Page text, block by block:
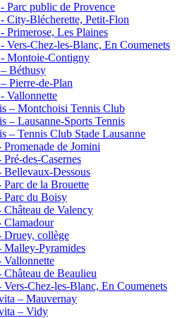
Parc public de Provence
City-Blécherette, Petit-Flon
Primerose, Les Plaines
Vers-Chez-les-Blanc, En Coumenets
Montoie-Contigny
Béthusy
Pierre-de-Plan
Vallonnette
– Montchoisi Tennis Club
– Lausanne-Sports Tennis
– Tennis Club Stade Lausanne
Promenade de Jomini
des-Casernes
Bellevaux-Dessous
Parc de la Brouette
Parc du Boisy
Château de Valency
Clamadour
Druey, collège
Malley-Pyramides
Vallonnette
Château de Beaulieu
Vers-Chez-les-Blanc, En Coumenets
– Mauvernay
– Vidy